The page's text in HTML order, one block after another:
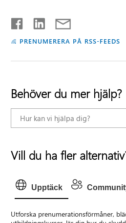
PRENUMERERA PÅ RSS-FEEDS
Behöver du mer hjälp?
Vill du ha fler
Upptäck
Utforska prenumerationsförmåner,